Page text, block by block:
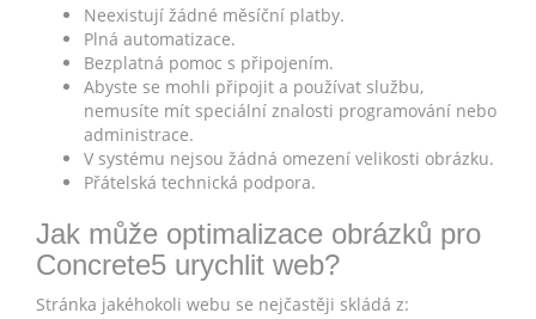
Neexistují žádné měsíční platby.
Plná automatizace.
Bezplatná pomoc s připojením.
Abyste se mohli připojit a používat službu,
nemusíte mít speciální znalosti programování nebo
administrace.
V systému nejsou žádná omezení velikosti obrázku.
Přátelská technická podpora.
Jak může optimalizace obrázků pro
Concrete5 urychlit web?
Stránka jakéhokoli webu se nejčastěji skládá z: